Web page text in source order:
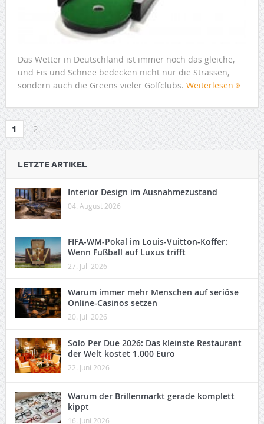
Das Wetter in Deutschland ist immer noch das gleiche,
und Eis und Schnee bedecken nicht nur die Strassen,
sondern auch die Greens vieler Golfclubs. Weiterlesen
1 2
LETZTE ARTIKEL
Interior Design im Ausnahmezustand
04. August 2026
FIFA-WM-Pokal im Louis-Vuitton-Koffer:
Wenn Fußball auf Luxus trifft
27. Juli 2026
Warum immer mehr Menschen auf seriöse
Online-Casinos setzen
20. Juli 2026
Solo Per Due 2026: Das kleinste Restaurant
der Welt kostet 1.000 Euro
22. Juni 2026
Warum der Brillenmarkt gerade komplett
kippt
16. Juni 2026